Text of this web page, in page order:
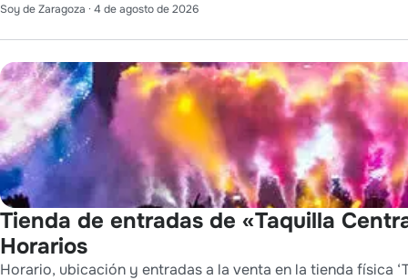
Soy de Zaragoza · 4 de agosto de 2026
Tienda de entradas de «Taquilla
Horarios
Horario, ubicación y entradas a la venta en la tienda física